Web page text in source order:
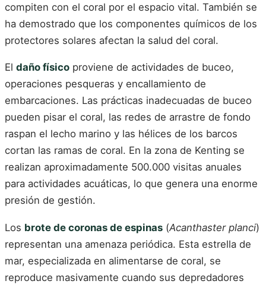
compiten con el coral por el espacio vital. También se
ha demostrado que los componentes químicos de los
protectores solares afectan la salud del coral.
El daño físico proviene de actividades de buceo,
operaciones pesqueras y encallamiento de
embarcaciones. Las prácticas inadecuadas de buceo
pueden pisar el coral, las redes de arrastre de fondo
raspan el lecho marino y las hélices de los barcos
cortan las ramas de coral. En la zona de Kenting se
realizan aproximadamente 500.000 visitas anuales
para actividades acuáticas, lo que genera una enorme
presión de gestión.
Los brote de coronas de espinas (Acanthaster planci)
representan una amenaza periódica. Esta estrella de
mar, especializada en alimentarse de coral, se
reproduce masivamente cuando sus depredadores